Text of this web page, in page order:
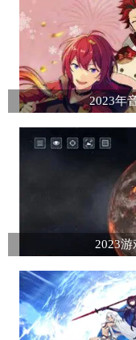
2023年
2023